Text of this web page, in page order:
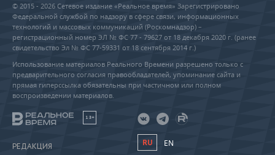
© 2015 - 2026 Сетевое издание «Реальное время» Зарегистрировано
Федеральной службой по надзору в сфере связи, информационных
технологий и массовых коммуникаций (Роскомнадзор) –
регистрационный номер ЭЛ № ФС 77 - 79627 от 18 декабря 2020 г. (ранее
свидетельство Эл № ФС 77-59331 от 18 сентября 2014 г.)
Использование материалов Реального Времени разрешено только с
предварительного согласия правообладателей, упоминание сайта и
прямая гиперссылка обязательны при частичном или полном
воспроизведении материалов.
18+
РЕДАКЦИЯ
RU EN